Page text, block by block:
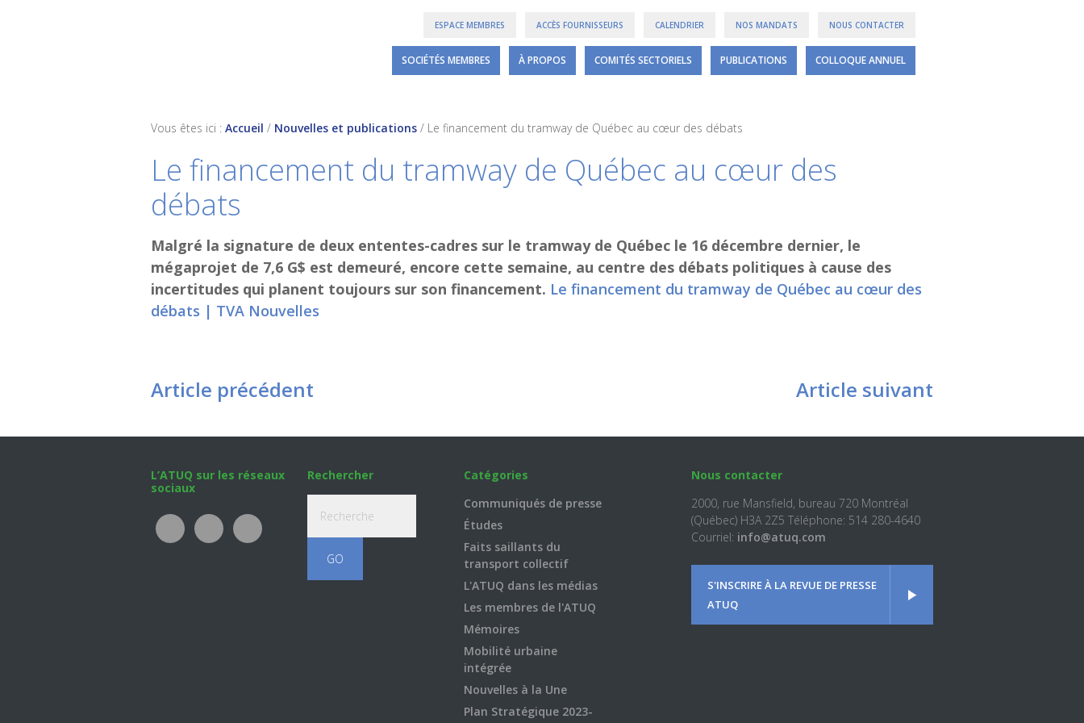
ESPACE MEMBRES ACCÈS FOURNISSEURS CALENDRIER NOS MANDATS NOUS CONTACTER
SOCIÉTÉS MEMBRES À PROPOS COMITÉS SECTORIELS PUBLICATIONS COLLOQUE ANNUEL
Vous êtes ici : Accueil / Nouvelles et publications / Le financement du tramway de Québec au cœur des débats
Le financement du tramway de Québec au cœur des
débats
Malgré la signature de deux ententes-cadres sur le tramway de Québec le 16 décembre dernier, le
mégaprojet de 7,6 G$ est demeuré, encore cette semaine, au centre des débats politiques à cause des
incertitudes qui planent toujours sur son financement. Le financement du tramway de Québec au cœur des
débats | TVA Nouvelles
Article précédent Article suivant
L’ATUQ sur les réseaux
sociaux
Rechercher
Catégories
Communiqués de presse
Études
Faits saillants du
transport collectif
L'ATUQ dans les médias
Les membres de l'ATUQ
Mémoires
Mobilité urbaine
intégrée
Nouvelles à la Une
Plan Stratégique 2023-
Nous contacter
2000, rue Mansfield, bureau 720 Montréal
(Québec) H3A 2Z5 Téléphone: 514 280-4640
Courriel: info@atuq.com
S'INSCRIRE À LA REVUE DE PRESSE
ATUQ